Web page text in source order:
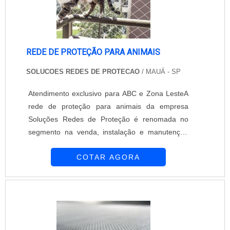
REDE DE PROTEÇÃO PARA ANIMAIS
SOLUCOES REDES DE PROTECAO / MAUÁ - SP
Atendimento exclusivo para ABC e Zona LesteA
rede de proteção para animais da empresa
Soluções Redes de Proteção é renomada no
segmento na venda, instalação e manutenção
cidade de São Paulo. Por meio de produtos e
SOBRE O PRODUTOA instalação de telas de
proteção é uma ótima opção para proteger os
COTAR AGORA